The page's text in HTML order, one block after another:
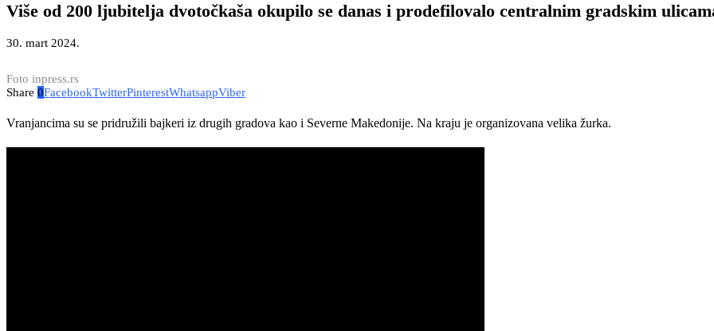
Više od 200 ljubitelja dvotočkaša okupilo se danas i prodefilovalo centralnim gradskim
30. mart 2024.
Foto inpress.rs
Share 0FacebookTwitterPinterestWhatsappViber
Vranjancima su se pridružili bajkeri iz drugih gradova kao i Severne Makedonije. Na kraju je organizovana velika žurka.